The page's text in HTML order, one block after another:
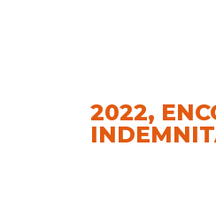
2022,